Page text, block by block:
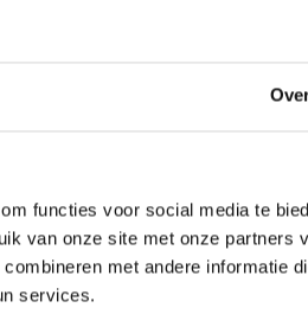
functies voor social media te
van onze site met onze partners
met andere informatie
services.
Super gedaan luitjes.
Een paar afspraken rond reageren